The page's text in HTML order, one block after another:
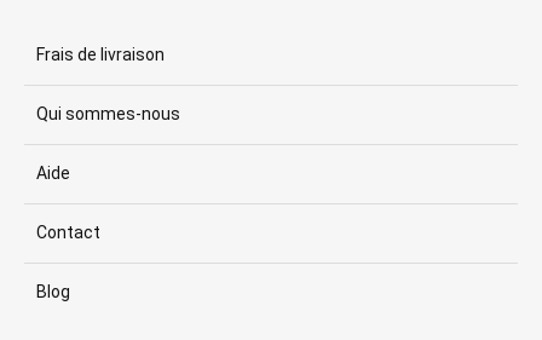
Frais de livraison
Qui sommes-nous
Aide
Contact
Blog